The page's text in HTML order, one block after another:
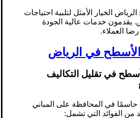
الخيار الأمثل لتلبية احتياجات
يقدمون خدمات عالية الجودة
العملاء.
في الرياض
في تقليل التكاليف
في المحافظة على المباني
من الفوائد التي تشمل: